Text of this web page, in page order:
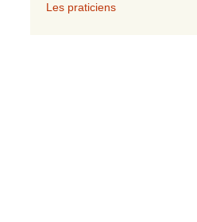
Les praticiens